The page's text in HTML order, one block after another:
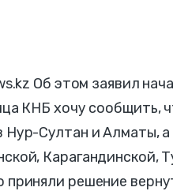
Об этом заявил
КНБ хочу сообщить,
Нур-Султан и Алматы,
Карагандинской,
решение